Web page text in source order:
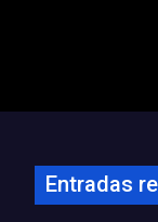
Entradas